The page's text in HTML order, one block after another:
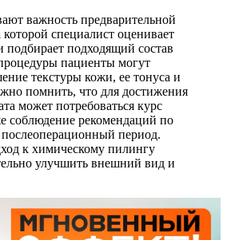
важность предварительной
которой специалист оценивает
подбирает подходящий состав
пациенты могут
текстуры кожи, ее тонуса и
помнить, что для достижения
может потребоваться курс
соблюдение рекомендаций по
послеоперационный период.
к химическому пилингу
улучшить внешний вид и